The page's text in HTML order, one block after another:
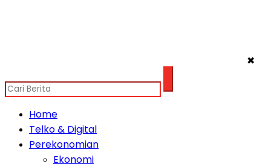
✖
Home
Telko & Digital
Perekonomian
Ekonomi